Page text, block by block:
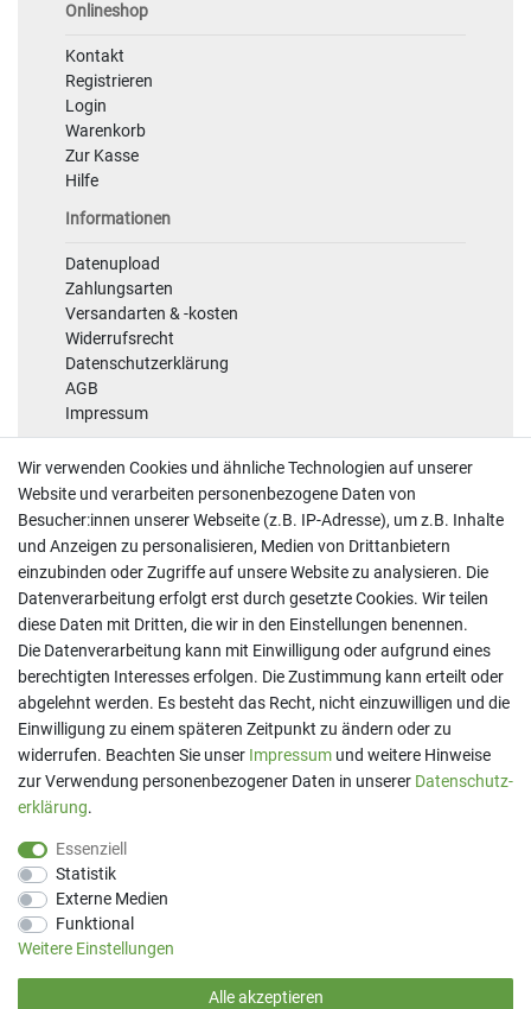
Onlineshop
Kontakt
Registrieren
Login
Warenkorb
Zur Kasse
Hilfe
Informationen
Datenupload
Zahlungsarten
Versandarten & -kosten
Widerrufsrecht
Datenschutzerklärung
AGB
Impressum
Kontakt
Telefon:07191 - 9 33 21 80
E-Mail:info@printaro.de
Bürozeiten
Mo - Fr 09:00 Uhr - 13:00 Uhr
Wir verwenden Cookies und ähnliche Technologien auf unserer
Website und verarbeiten personenbezogene Daten von
Besucher:innen unserer Webseite (z.B. IP-Adresse), um z.B. Inhalte
und Anzeigen zu personalisieren, Medien von Drittanbietern
einzubinden oder Zugriffe auf unsere Website zu analysieren. Die
Datenverarbeitung erfolgt erst durch gesetzte Cookies. Wir teilen
diese Daten mit Dritten, die wir in den Einstellungen benennen.
Die Datenverarbeitung kann mit Einwilligung oder aufgrund eines
berechtigten Interesses erfolgen. Die Zustimmung kann erteilt oder
abgelehnt werden. Es besteht das Recht, nicht einzuwilligen und die
Einwilligung zu einem späteren Zeitpunkt zu ändern oder zu
widerrufen. Beachten Sie unser Impressum und weitere Hinweise
zur Verwendung personenbezogener Daten in unserer Daten­schutz­
erklärung.
Essenziell
Statistik
Externe Medien
Funktional
Weitere Einstellungen
Alle akzeptieren